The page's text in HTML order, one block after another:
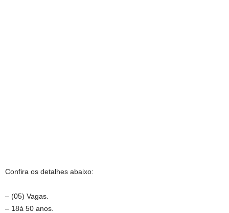
Confira os detalhes abaixo:
– (05) Vagas.
– 18à 50 anos.